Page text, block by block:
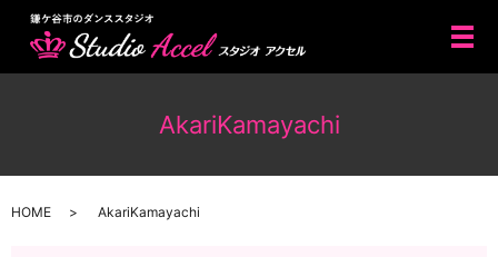
メ
AkariKamayachi
HOME AkariKamayachi